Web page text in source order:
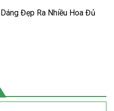
Đẹp Ra Nhiều Hoa Đủ